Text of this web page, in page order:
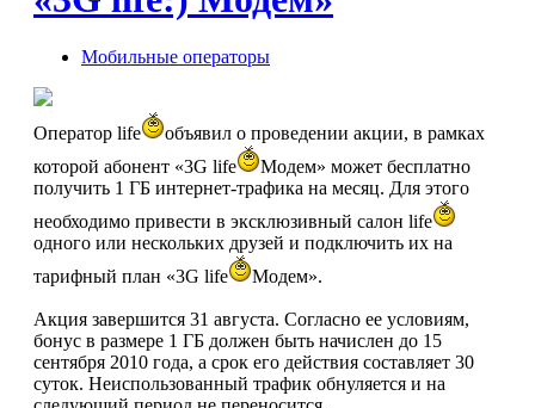
Мобильные операторы
Оператор life
объявил о проведении акции, в рамках
которой абонент «3G life
Модем» может бесплатно
получить 1 ГБ интернет-трафика на месяц. Для этого
необходимо привести в эксклюзивный салон life
одного или нескольких друзей и подключить их на
тарифный план «3G life
Модем».
Акция завершится 31 августа. Согласно ее условиям,
бонус в размере 1 ГБ должен быть начислен до 15
сентября 2010 года, а срок его действия составляет 30
суток. Неиспользованный трафик обнуляется и на